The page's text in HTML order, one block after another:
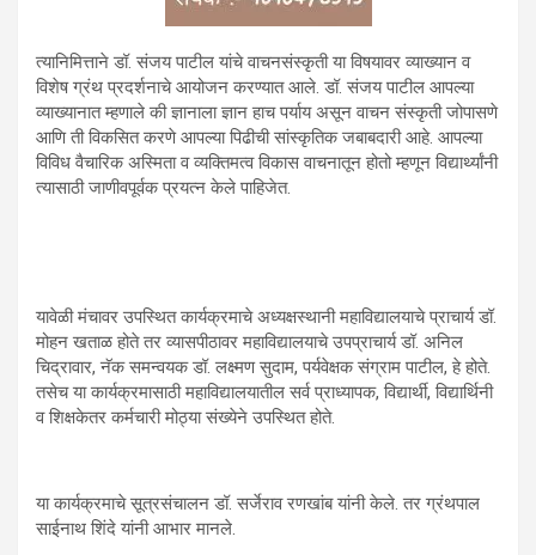
त्यानिमित्ताने डॉ. संजय पाटील यांचे वाचनसंस्कृती या विषयावर व्याख्यान व
विशेष ग्रंथ प्रदर्शनाचे आयोजन करण्यात आले. डॉ. संजय पाटील आपल्या
व्याख्यानात म्हणाले की ज्ञानाला ज्ञान हाच पर्याय असून वाचन संस्कृती जोपासणे
आणि ती विकसित करणे आपल्या पिढीची सांस्कृतिक जबाबदारी आहे. आपल्या
विविध वैचारिक अस्मिता व व्यक्तिमत्व विकास वाचनातून होतो म्हणून विद्यार्थ्यांनी
त्यासाठी जाणीवपूर्वक प्रयत्न केले पाहिजेत.
यावेळी मंचावर उपस्थित कार्यक्रमाचे अध्यक्षस्थानी महाविद्यालयाचे प्राचार्य डॉ.
मोहन खताळ होते तर व्यासपीठावर महाविद्यालयाचे उपप्राचार्य डॉ. अनिल
चिद्रावार, नॅक समन्वयक डॉ. लक्ष्मण सुदाम, पर्यवेक्षक संग्राम पाटील, हे होते.
तसेच या कार्यक्रमासाठी महाविद्यालयातील सर्व प्राध्यापक, विद्यार्थी, विद्यार्थिनी
व शिक्षकेतर कर्मचारी मोठ्या संख्येने उपस्थित होते.
या कार्यक्रमाचे सूत्रसंचालन डॉ. सर्जेराव रणखांब यांनी केले. तर ग्रंथपाल
साईनाथ शिंदे यांनी आभार मानले.